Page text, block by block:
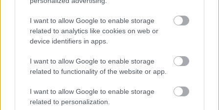
I want to allow Google to enable storage
related to analytics like cookies on web or
device identifiers in apps.
I want to allow Google to enable storage
related to functionality of the website or app.
I want to allow Google to enable storage
related to personalization.
recreaciones históricas y escenas de vida cotidiana de
los siglos XV al XVII. Más de 140 recreadores
llegados desde distintos puntos de España
participaron en una propuesta que buscaba acercar la
historia al público desde una perspectiva rigurosa y
divulgativa.